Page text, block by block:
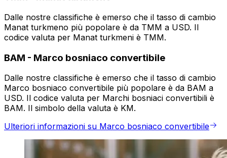
Dalle nostre classifiche è emerso che il tasso di cambio
Manat turkmeno più popolare è da TMM a USD. Il
codice valuta per Manat turkmeni è TMM.
BAM - Marco bosniaco convertibile
Dalle nostre classifiche è emerso che il tasso di cambio
Marco bosniaco convertibile più popolare è da BAM a
USD. Il codice valuta per Marchi bosniaci convertibili è
BAM. Il simbolo della valuta è KM.
Ulteriori informazioni su Marco bosniaco convertibile